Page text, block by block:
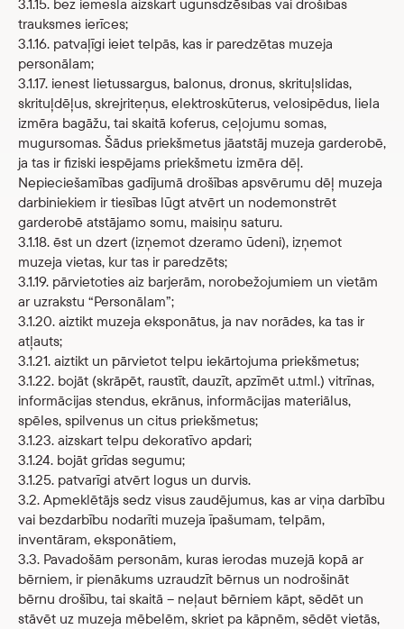
3.1.15. bez iemesla aizskart ugunsdzēsības vai drošības
trauksmes ierīces;
3.1.16. patvaļīgi ieiet telpās, kas ir paredzētas muzeja
personālam;
3.1.17. ienest lietussargus, balonus, dronus, skrituļslidas,
skrituļdēļus, skrejriteņus, elektroskūterus, velosipēdus, liela
izmēra bagāžu, tai skaitā koferus, ceļojumu somas,
mugursomas. Šādus priekšmetus jāatstāj muzeja garderobē,
ja tas ir fiziski iespējams priekšmetu izmēra dēļ.
Nepieciešamības gadījumā drošības apsvērumu dēļ muzeja
darbiniekiem ir tiesības lūgt atvērt un nodemonstrēt
garderobē atstājamo somu, maisiņu saturu.
3.1.18. ēst un dzert (izņemot dzeramo ūdeni), izņemot
muzeja vietas, kur tas ir paredzēts;
3.1.19. pārvietoties aiz barjerām, norobežojumiem un vietām
ar uzrakstu “Personālam”;
3.1.20. aiztikt muzeja eksponātus, ja nav norādes, ka tas ir
atļauts;
3.1.21. aiztikt un pārvietot telpu iekārtojuma priekšmetus;
3.1.22. bojāt (skrāpēt, raustīt, dauzīt, apzīmēt u.tml.) vitrīnas,
informācijas stendus, ekrānus, informācijas materiālus,
spēles, spilvenus un citus priekšmetus;
3.1.23. aizskart telpu dekoratīvo apdari;
3.1.24. bojāt grīdas segumu;
3.1.25. patvarīgi atvērt logus un durvis.
3.2. Apmeklētājs sedz visus zaudējumus, kas ar viņa darbību
vai bezdarbību nodarīti muzeja īpašumam, telpām,
inventāram, eksponātiem,
3.3. Pavadošām personām, kuras ierodas muzejā kopā ar
bērniem, ir pienākums uzraudzīt bērnus un nodrošināt
bērnu drošību, tai skaitā – neļaut bērniem kāpt, sēdēt un
stāvēt uz muzeja mēbelēm, skriet pa kāpnēm, sēdēt vietās,